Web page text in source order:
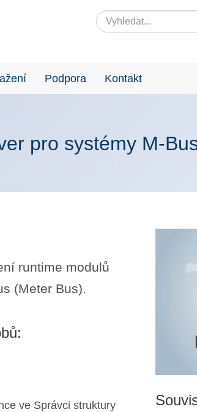
Podpora Kontakt
pro systémy M-
runtime modulů
(Meter Bus).
ve Správci struktury